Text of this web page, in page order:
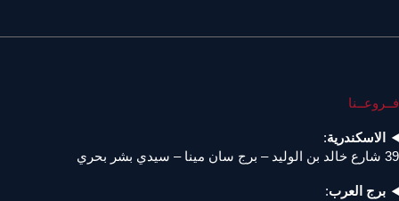
فــروعــنا
الاسكندرية:
39 شارع خالد بن الوليد – برج سان مينا – سيدي بشر بحري
برج العرب: